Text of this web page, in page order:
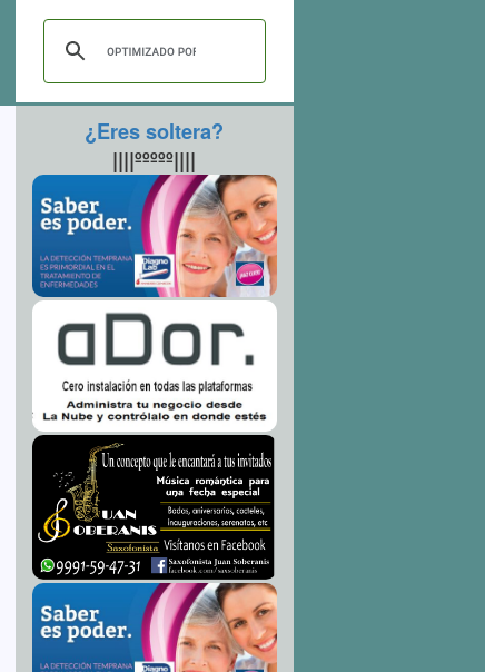
¿Eres soltera?
||||ººººº||||